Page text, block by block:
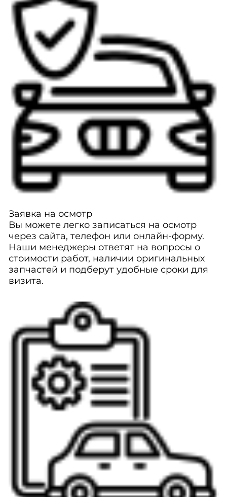
Заявка на осмотр
Вы можете легко записаться на осмотр
через сайта, телефон или онлайн-форму.
Наши менеджеры ответят на вопросы о
стоимости работ, наличии оригинальных
запчастей и подберут удобные сроки для
визита.